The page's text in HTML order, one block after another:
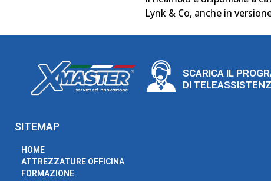
Lynk & Co, anche in
SCARICA IL
DI
SITEMAP
HOME
ATTREZZATURE OFFICINA
FORMAZIONE